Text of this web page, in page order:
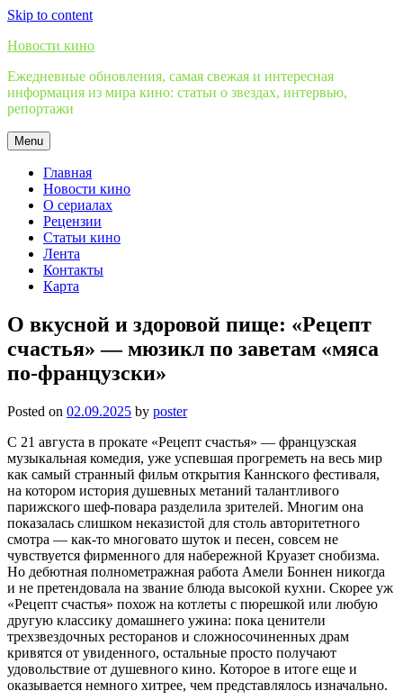
Skip to content
Новости кино
Ежедневные обновления, самая свежая и интересная
информация из мира кино: статьи о звездах, интервью,
репортажи
Menu
Главная
Новости кино
О сериалах
Рецензии
Статьи кино
Лента
Контакты
Карта
О вкусной и здоровой пище: «Рецепт
счастья» — мюзикл по заветам «мяса
по-французски»
Posted on 02.09.2025 by poster
С 21 августа в прокате «Рецепт счастья» — французская
музыкальная комедия, уже успевшая прогреметь на весь мир
как самый странный фильм открытия Каннского фестиваля,
на котором история душевных метаний талантливого
парижского шеф-повара разделила зрителей. Многим она
показалась слишком неказистой для столь авторитетного
смотра — как-то многовато шуток и песен, совсем не
чувствуется фирменного для набережной Круазет снобизма.
Но дебютная полнометражная работа Амели Боннен никогда
и не претендовала на звание блюда высокой кухни. Скорее уж
«Рецепт счастья» похож на котлеты с пюрешкой или любую
другую классику домашнего ужина: пока ценители
трехзвездочных ресторанов и сложносочиненных драм
кривятся от увиденного, остальные просто получают
удовольствие от душевного кино. Которое в итоге еще и
оказывается немного хитрее, чем представлялось изначально.